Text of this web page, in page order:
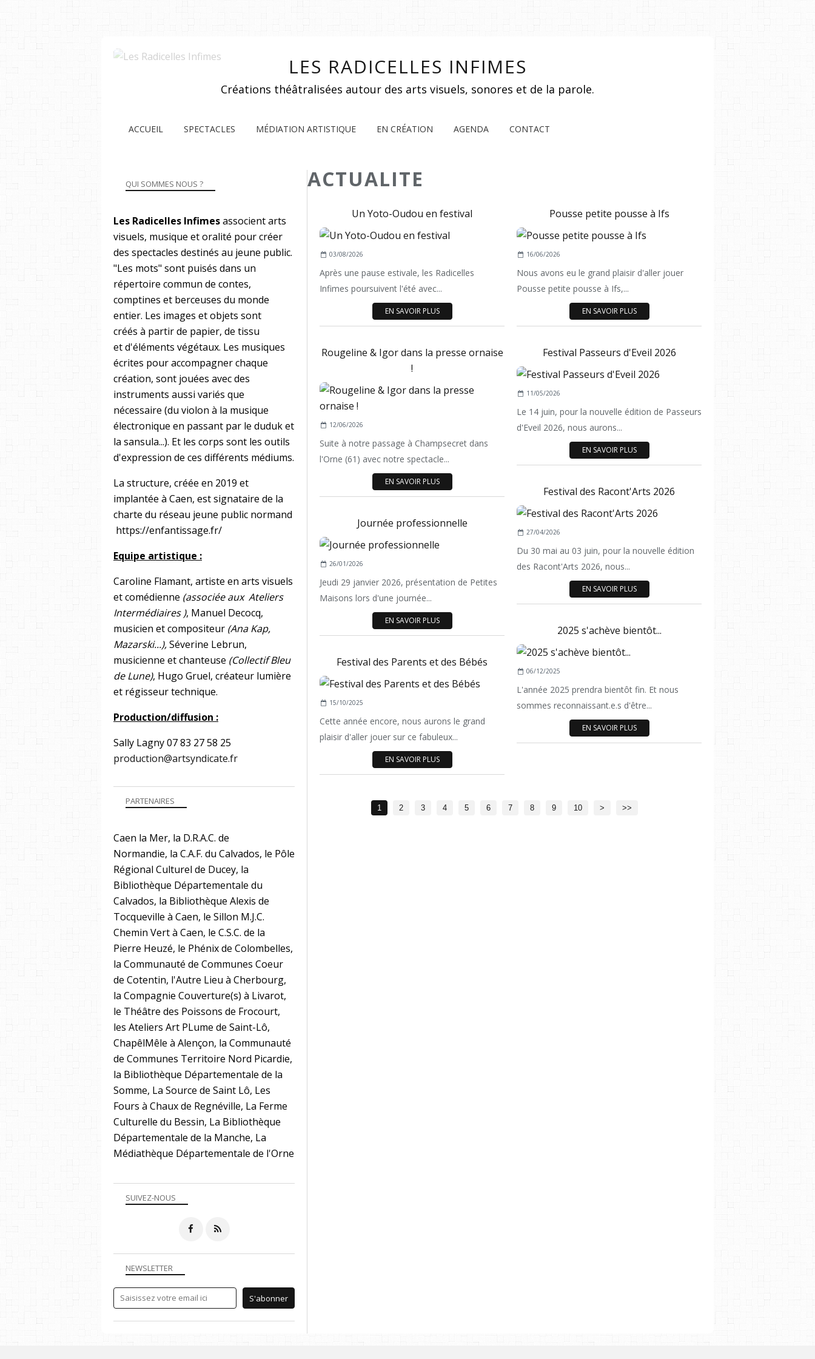
LES RADICELLES INFIMES
Créations théâtralisées autour des arts visuels, sonores et de la parole.
ACCUEIL SPECTACLES MÉDIATION ARTISTIQUE EN CRÉATION AGENDA CONTACT
ACTUALITE
Un Yoto-Oudou en festival
ACTUALITÉ
ET SI ON SE DÉTENDAIT UN PEU ?
03/08/2026
Après une pause estivale, les Radicelles
Infimes poursuivent l'été avec...
EN SAVOIR PLUS
Pousse petite pousse à Ifs
16/06/2026
Nous avons eu le grand plaisir d'aller jouer
Pousse petite pousse à Ifs,...
EN SAVOIR PLUS
Rougeline & Igor dans la presse ornaise
!
12/06/2026
Suite à notre passage à Champsecret dans
l'Orne (61) avec notre spectacle...
EN SAVOIR PLUS
Festival Passeurs d'Eveil 2026
11/05/2026
Le 14 juin, pour la nouvelle édition de Passeurs
d'Eveil 2026, nous aurons...
EN SAVOIR PLUS
Festival des Racont'Arts 2026
27/04/2026
Du 30 mai au 03 juin, pour la nouvelle édition
des Racont'Arts 2026, nous...
EN SAVOIR PLUS
Journée professionnelle
ACTUALITÉ
26/01/2026
Jeudi 29 janvier 2026, présentation de Petites
Maisons lors d'une journée...
EN SAVOIR PLUS
2025 s'achève bientôt...
06/12/2025
L'année 2025 prendra bientôt fin. Et nous
sommes reconnaissant.e.s d'être...
EN SAVOIR PLUS
Festival des Parents et des Bébés
ACTUALITÉ
15/10/2025
Cette année encore, nous aurons le grand
plaisir d'aller jouer sur ce fabuleux...
EN SAVOIR PLUS
1 2 3 4 5 6 7 8 9 10 > >>
NEWSLETTER
SUIVEZ-NOUS
QUI SOMMES NOUS ?
Les Radicelles Infimesassocient arts
visuels, musique et oralité pour créer
des spectacles destinés au jeune public.
"Les mots" sont puisés dans un
répertoire commun de contes,
comptines et berceuses du monde
entier. Les images et objets sont
créés à partir de papier, de tissu
et d'éléments végétaux. Les musiques
écrites pour accompagner chaque
création, sont jouées avec des
instruments aussi variés que
nécessaire (du violon à la musique
électronique en passant par le duduk et
la sansula...). Et les corps sont les outils
d'expression de ces différents médiums.
La structure, créée en 2019 et
implantée à Caen, est signataire de la
charte du réseau jeune public normand
https://enfantissage.fr/
Equipe artistique :
Caroline Flamant, artiste en arts visuels
et comédienne (associée aux Ateliers
Intermédiaires), Manuel Decocq,
musicien et compositeur (Ana Kap,
Mazarski...),Séverine Lebrun,
musicienne et chanteuse (Collectif Bleu
de Lune), Hugo Gruel, créateur lumière
et régisseur technique.
Production/diffusion :
Sally Lagny 07 83 27 58 25
production@artsyndicate.fr
PARTENAIRES
Caen la Mer, la D.R.A.C. de
Normandie, la C.A.F. du Calvados, le Pôle
Régional Culturel de Ducey, la
Bibliothèque Départementale du
Calvados, la Bibliothèque Alexis de
Tocqueville à Caen, le Sillon M.J.C.
Chemin Vert à Caen, le C.S.C. de la
Pierre Heuzé, le Phénix de Colombelles,
la Communauté de Communes Coeur
de Cotentin, l'Autre Lieu à Cherbourg,
la Compagnie Couverture(s) à Livarot,
le Théâtre des Poissons de Frocourt,
les Ateliers Art PLume de Saint-Lô,
ChapêlMêle à Alençon, la Communauté
de Communes Territoire Nord Picardie,
la Bibliothèque Départementale de la
Somme, La Source de Saint Lô, Les
Fours à Chaux de Regnéville, La Ferme
Culturelle du Bessin, La Bibliothèque
Départementale de la Manche, La
Médiathèque Départementale de l'Orne